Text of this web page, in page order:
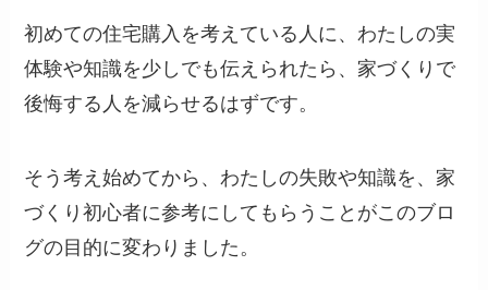
初めての住宅購入を考えている人に、わたしの実
体験や知識を少しでも伝えられたら、家づくりで
後悔する人を減らせるはずです。
そう考え始めてから、わたしの失敗や知識を、家
づくり初心者に参考にしてもらうことがこのブロ
グの目的に変わりました。